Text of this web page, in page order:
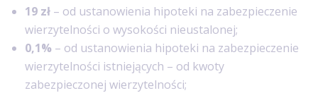
19 zł – od ustanowienia hipoteki na zabezpieczenie
wierzytelności o wysokości nieustalonej;
0,1% – od ustanowienia hipoteki na zabezpieczenie
wierzytelności istniejących – od kwoty
zabezpieczonej wierzytelności;